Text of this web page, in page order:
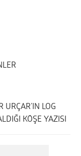
LOG
KÖŞE YAZISI